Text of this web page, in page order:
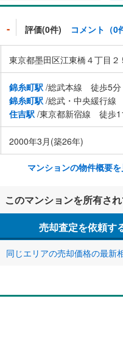
- 評価(0件) コメント（0
東京都墨田区江東橋４丁目２
錦糸町駅 /総武本線 徒歩5分
錦糸町駅 /総武・中央緩行
住吉駅 /東京都新宿線 徒歩
2000年3月(築26年)
マンションの物件概要
このマンションを所有さ
売却査定を依頼す
同じエリアの売却価格の最新